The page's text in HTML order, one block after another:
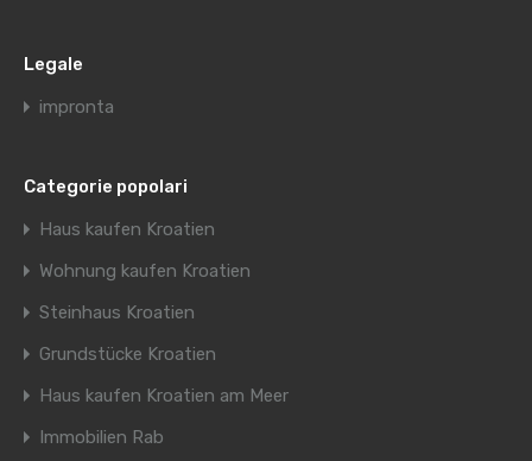
Legale
impronta
Categorie popolari
Haus kaufen Kroatien
Wohnung kaufen Kroatien
Steinhaus Kroatien
Grundstücke Kroatien
Haus kaufen Kroatien am Meer
Immobilien Rab